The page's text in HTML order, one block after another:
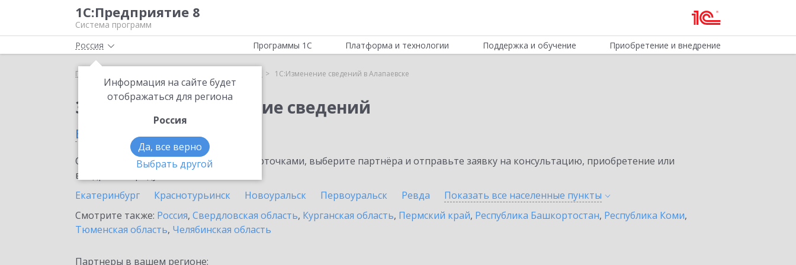
1С:Предприятие 8
Система программ
Россия
Информация на сайте будет
отображаться для региона
Россия
Да, все верно
Выбрать другой
Программы 1С Платформа и технологии Поддержка и обучение Приобретение и внедрение
Главная 1С:Изменение сведений в Алапаевске
Заказать 1С:Изменение сведений
в Алапаевске
Ознакомьтесь с информационными карточками, выберите партнёра и отправьте заявку на консультацию, приобретение или
внедрение продукта.
Екатеринбург
Краснотурьинск Новоуральск Первоуральск Ревда Показать все населенные пункты
Смотрите также: Россия, Свердловская область, Курганская область, Пермский край, Республика Башкортостан, Республика Коми,
Тюменская область, Челябинская область
Партнеры в вашем регионе: